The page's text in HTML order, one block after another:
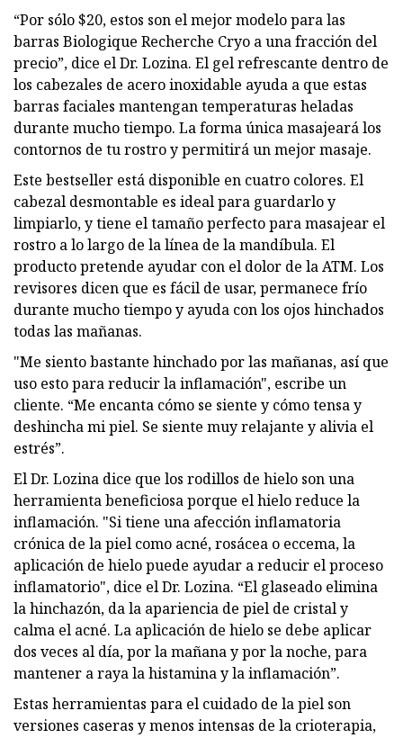
“Por sólo $20, estos son el mejor modelo para las
barras Biologique Recherche Cryo a una fracción del
precio”, dice el Dr. Lozina. El gel refrescante dentro de
los cabezales de acero inoxidable ayuda a que estas
barras faciales mantengan temperaturas heladas
durante mucho tiempo. La forma única masajeará los
contornos de tu rostro y permitirá un mejor masaje.
Este bestseller está disponible en cuatro colores. El
cabezal desmontable es ideal para guardarlo y
limpiarlo, y tiene el tamaño perfecto para masajear el
rostro a lo largo de la línea de la mandíbula. El
producto pretende ayudar con el dolor de la ATM. Los
revisores dicen que es fácil de usar, permanece frío
durante mucho tiempo y ayuda con los ojos hinchados
todas las mañanas.
"Me siento bastante hinchado por las mañanas, así que
uso esto para reducir la inflamación", escribe un
cliente. “Me encanta cómo se siente y cómo tensa y
deshincha mi piel. Se siente muy relajante y alivia el
estrés”.
El Dr. Lozina dice que los rodillos de hielo son una
herramienta beneficiosa porque el hielo reduce la
inflamación. "Si tiene una afección inflamatoria
crónica de la piel como acné, rosácea o eccema, la
aplicación de hielo puede ayudar a reducir el proceso
inflamatorio", dice el Dr. Lozina. “El glaseado elimina
la hinchazón, da la apariencia de piel de cristal y
calma el acné. La aplicación de hielo se debe aplicar
dos veces al día, por la mañana y por la noche, para
mantener a raya la histamina y la inflamación”.
Estas herramientas para el cuidado de la piel son
versiones caseras y menos intensas de la crioterapia,